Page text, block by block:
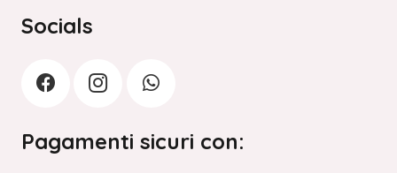
Socials
Pagamenti sicuri con: